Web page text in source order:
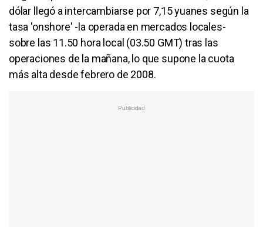
dólar llegó a intercambiarse por 7,15 yuanes según la
tasa 'onshore' -la operada en mercados locales-
sobre las 11.50 hora local (03.50 GMT) tras las
operaciones de la mañana, lo que supone la cuota
más alta desde febrero de 2008.